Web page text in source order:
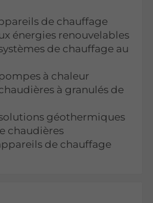
de chauffage
énergies renouvelables
de chauffage au
à chaleur
à granulés de
géothermiques
chaudières
de chauffage